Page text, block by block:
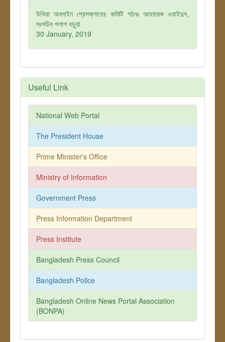
উখিয়া অনলাইন প্রেসক্লাবের কমিটি গঠনঃ আহবায়ক ওবাইদুল,
সঃসচিব পলাশ বড়ুয়া
30 January, 2019
Useful Link
National Web Portal
The President House
Prime Minister's Office
Ministry of Information
Government Press
Press Information Department
Press Institute
Bangladesh Press Council
Bangladesh Police
Bangladesh Online News Portal Association
(BONPA)